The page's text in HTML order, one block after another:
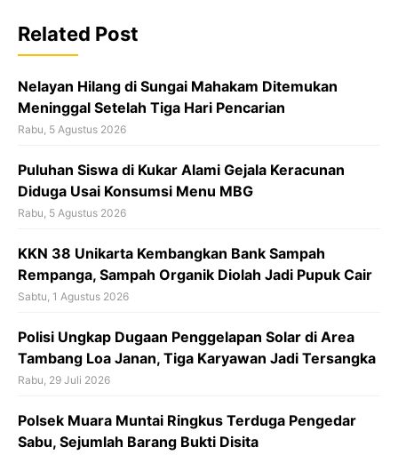
o
o
k
Related Post
Nelayan Hilang di Sungai Mahakam Ditemukan
Meninggal Setelah Tiga Hari Pencarian
Rabu, 5 Agustus 2026
Puluhan Siswa di Kukar Alami Gejala Keracunan
Diduga Usai Konsumsi Menu MBG
Rabu, 5 Agustus 2026
KKN 38 Unikarta Kembangkan Bank Sampah
Rempanga, Sampah Organik Diolah Jadi Pupuk Cair
Sabtu, 1 Agustus 2026
Polisi Ungkap Dugaan Penggelapan Solar di Area
Tambang Loa Janan, Tiga Karyawan Jadi Tersangka
Rabu, 29 Juli 2026
Polsek Muara Muntai Ringkus Terduga Pengedar
Sabu, Sejumlah Barang Bukti Disita